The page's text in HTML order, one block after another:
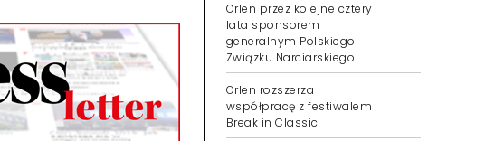
Orlen przez kolejne cztery
lata sponsorem
generalnym Polskiego
Związku Narciarskiego
Orlen rozszerza
współpracę z festiwalem
Break in Classic